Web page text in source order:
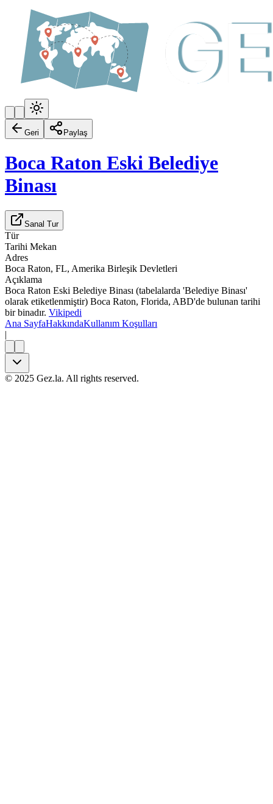
Geri Paylaş
Boca Raton Eski Belediye
Binası
Sanal Tur
Tür
Tarihi Mekan
Adres
Boca Raton, FL, Amerika Birleşik Devletleri
Açıklama
Boca Raton Eski Belediye Binası (tabelalarda 'Belediye Binası'
olarak etiketlenmiştir) Boca Raton, Florida, ABD'de bulunan tarihi
bir binadır. Vikipedi
Ana SayfaHakkındaKullanım Koşulları
|
© 2025 Gez.la. All rights reserved.